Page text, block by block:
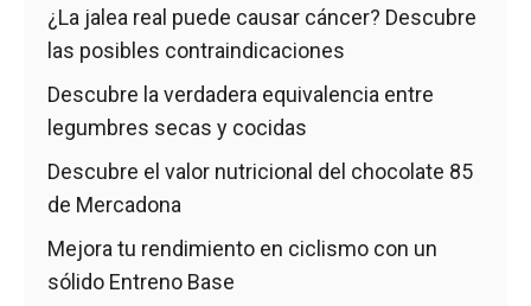
¿La jalea real puede causar cáncer? Descubre
las posibles contraindicaciones
Descubre la verdadera equivalencia entre
legumbres secas y cocidas
Descubre el valor nutricional del chocolate 85
de Mercadona
Mejora tu rendimiento en ciclismo con un
sólido Entreno Base